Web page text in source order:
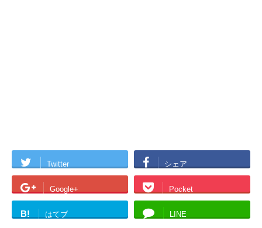
Twitter シェア
Google+ Pocket
B! はてブ LINE